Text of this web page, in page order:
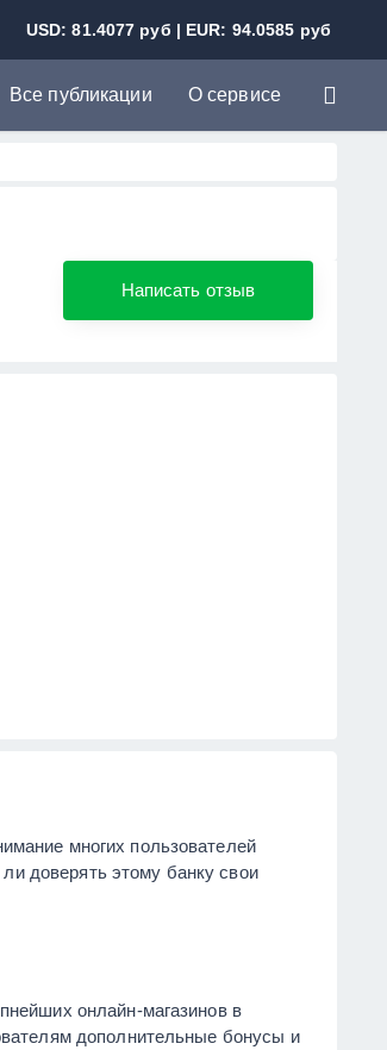
USD: 81.4077 руб | EUR: 94.0585 руб
Все публикации О сервисе
Написать отзыв
многих пользователей
доверять этому банку свои
онлайн-магазинов в
дополнительные бонусы и